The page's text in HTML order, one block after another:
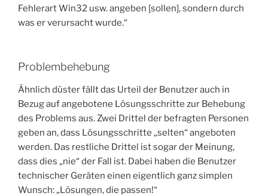
Fehlerart Win32 usw. angeben [sollen], sondern durch
was er verursacht wurde.“
Problembehebung
Ähnlich düster fällt das Urteil der Benutzer auch in
Bezug auf angebotene Lösungsschritte zur Behebung
des Problems aus. Zwei Drittel der befragten Personen
geben an, dass Lösungsschritte „selten“ angeboten
werden. Das restliche Drittel ist sogar der Meinung,
dass dies „nie“ der Fall ist. Dabei haben die Benutzer
technischer Geräten einen eigentlich ganz simplen
Wunsch: „Lösungen, die passen!“